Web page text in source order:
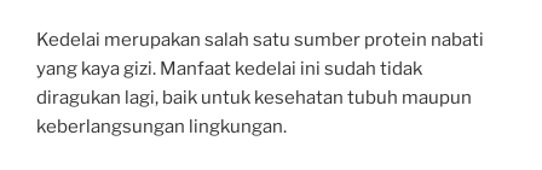
Kedelai merupakan salah satu sumber protein nabati
yang kaya gizi. Manfaat kedelai ini sudah tidak
diragukan lagi, baik untuk kesehatan tubuh maupun
keberlangsungan lingkungan.